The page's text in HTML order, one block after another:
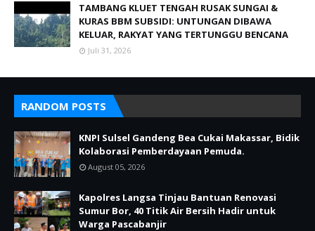
TAMBANG KLUET TENGAH RUSAK SUNGAI &
KURAS BBM SUBSIDI: UNTUNGAN DIBAWA
KELUAR, RAKYAT YANG TERTUNGGU BENCANA
Juli 31, 2026
RANDOM POSTS
KNPI Sulsel Gandeng Bea Cukai Makassar, Bidik
Kolaborasi Pemberdayaan Pemuda.‎
August 05, 2026
Kapolres Langsa Tinjau Bantuan Renovasi
Sumur Bor, 40 Titik Air Bersih Hadir untuk
Warga Pascabanjir